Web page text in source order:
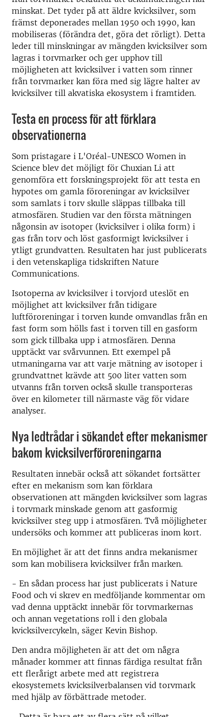
minskat. Det tyder på att äldre kvicksilver, som
främst deponerades mellan 1950 och 1990, kan
mobiliseras (förändra det, göra det rörligt). Detta
leder till minskningar av mängden kvicksilver som
lagras i torvmarker och ger upphov till
möjligheten att kvicksilver i vatten som rinner
från torvmarker kan föra med sig lägre halter av
kvicksilver till akvatiska ekosystem i framtiden.
Testa en process för att förklara
observationerna
Som pristagare i L'Oréal-UNESCO Women in
Science blev det möjligt för Chuxian Li att
genomföra ett forskningsprojekt för att testa en
hypotes om gamla föroreningar av kvicksilver
som samlats i torv skulle släppas tillbaka till
atmosfären. Studien var den första mätningen
någonsin av isotoper (kvicksilver i olika form) i
gas från torv och löst gasformigt kvicksilver i
ytligt grundvatten. Resultaten har just publicerats
i den vetenskapliga tidskriften Nature
Communications.
Isotoperna av kvicksilver i torvjord uteslöt en
möjlighet att kvicksilver från tidigare
luftföroreningar i torven kunde omvandlas från en
fast form som hölls fast i torven till en gasform
som gick tillbaka upp i atmosfären. Denna
upptäckt var svårvunnen. Ett exempel på
utmaningarna var att varje mätning av isotoper i
grundvattnet krävde att 500 liter vatten som
utvanns från torven också skulle transporteras
över en kilometer till närmaste väg för vidare
analyser.
Nya ledtrådar i sökandet efter mekanismer
bakom kvicksilverföroreningarna
Resultaten innebär också att sökandet fortsätter
efter en mekanism som kan förklara
observationen att mängden kvicksilver som lagras
i torvmark minskade genom att gasformig
kvicksilver steg upp i atmosfären. Två möjligheter
undersöks och kommer att publiceras inom kort.
En möjlighet är att det finns andra mekanismer
som kan mobilisera kvicksilver från marken.
- En sådan process har just publicerats i Nature
Food och vi skrev en medföljande kommentar om
vad denna upptäckt innebär för torvmarkernas
och annan vegetations roll i den globala
kvicksilvercykeln, säger Kevin Bishop.
Den andra möjligheten är att det om några
månader kommer att finnas färdiga resultat från
ett flerårigt arbete med att registrera
ekosystemets kvicksilverbalansen vid torvmark
med hjälp av förbättrade metoder.